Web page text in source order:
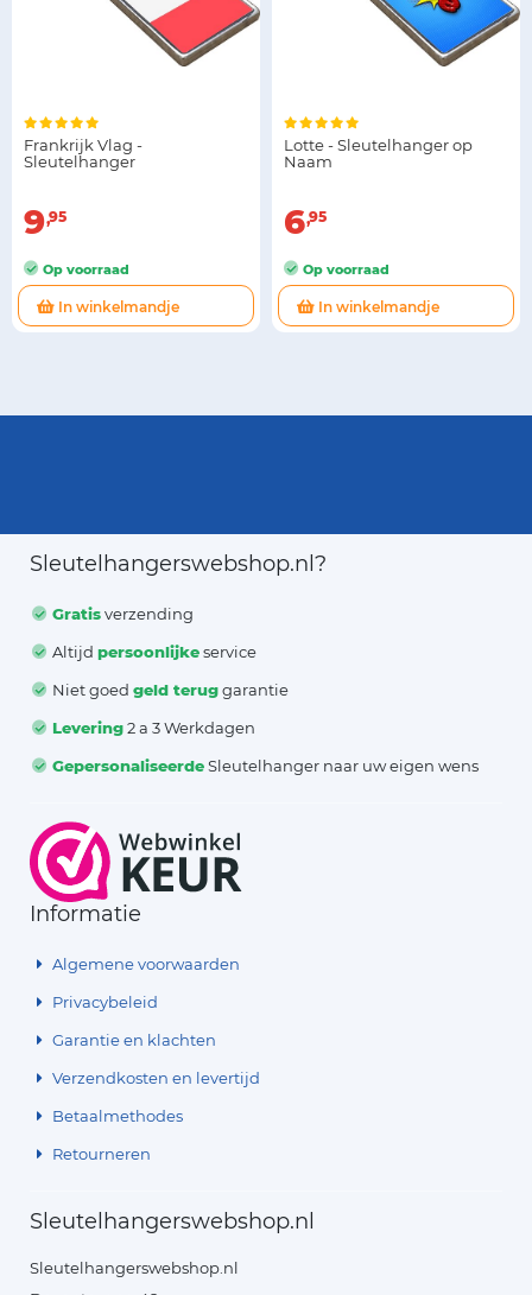
Frankrijk Vlag -
Sleutelhanger
9 95
Op voorraad
In winkelmandje
Lotte - Sleutelhanger op
Naam
6 95
Op voorraad
In winkelmandje
Sleutelhangerswebshop.nl?
Gratisverzending
Altijdpersoonlijkeservice
Niet goedgeld teruggarantie
Levering2 a 3 Werkdagen
GepersonaliseerdeSleutelhanger naar uw eigen wens
Informatie
Algemene voorwaarden
Privacybeleid
Garantie en klachten
Verzendkosten en levertijd
Betaalmethodes
Retourneren
Sleutelhangerswebshop.nl
Sleutelhangerswebshop.nl